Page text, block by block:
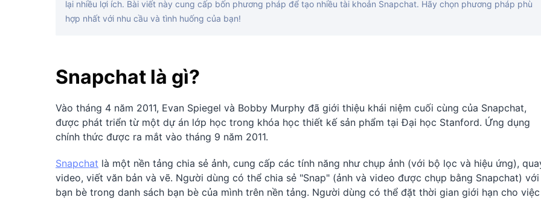
lại nhiều lợi ích. Bài viết này cung cấp bốn phương pháp để tạo nhiều tài khoản Snapchat. Hãy chọn phương pháp phù
hợp nhất với nhu cầu và tình huống của bạn!
Snapchat là gì?
Vào tháng 4 năm 2011, Evan Spiegel và Bobby Murphy đã giới thiệu khái niệm cuối cùng của Snapchat,
được phát triển từ một dự án lớp học trong khóa học thiết kế sản phẩm tại Đại học Stanford. Ứng dụng
chính thức được ra mắt vào tháng 9 năm 2011.
Snapchat là một nền tảng chia sẻ ảnh, cung cấp các tính năng như chụp ảnh (với bộ lọc và hiệu ứng),
video, viết văn bản và vẽ. Người dùng có thể chia sẻ "Snap" (ảnh và video được chụp bằng Snapchat) với
bạn bè trong danh sách bạn bè của mình trên nền tảng. Người dùng có thể đặt thời gian giới hạn cho việc